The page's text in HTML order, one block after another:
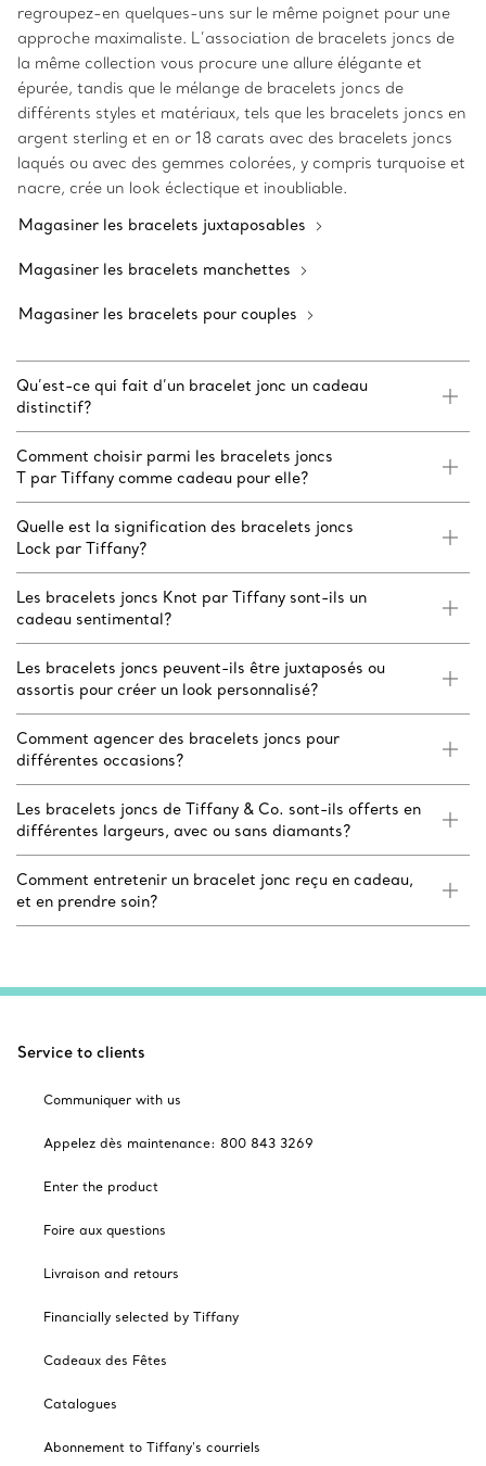
regroupez-en quelques-uns sur le même poignet pour une
approche maximaliste. L’association de bracelets joncs de
la même collection vous procure une allure élégante et
épurée, tandis que le mélange de bracelets joncs de
différents styles et matériaux, tels que les bracelets joncs en
argent sterling et en or 18 carats avec des bracelets joncs
laqués ou avec des gemmes colorées, y compris turquoise et
nacre, crée un look éclectique et inoubliable.
Magasiner les bracelets juxtaposables
Magasiner les bracelets manchettes
Magasiner les bracelets pour couples
Qu’est-ce qui fait d’un bracelet jonc un cadeau
distinctif?
Comment choisir parmi les bracelets joncs
T par Tiffany comme cadeau pour elle?
Quelle est la signification des bracelets joncs
Lock par Tiffany?
Les bracelets joncs Knot par Tiffany sont-ils un
cadeau sentimental?
Les bracelets joncs peuvent-ils être juxtaposés ou
assortis pour créer un look personnalisé?
Comment agencer des bracelets joncs pour
différentes occasions?
Les bracelets joncs de Tiffany & Co. sont-ils offerts en
différentes largeurs, avec ou sans diamants?
Comment entretenir un bracelet jonc reçu en cadeau,
et en prendre soin?
Service to clients
Communiquer with us
Appelez dès maintenance: 800 843 3269
Enter the product
Foire aux questions
Livraison and retours
Financially selected by Tiffany
Cadeaux des Fêtes
Catalogues
Abonnement to Tiffany's courriels